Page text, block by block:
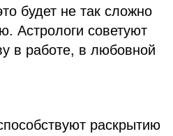
будет не так сложно
Астрологи советуют
в работе, в любовной
раскрытию